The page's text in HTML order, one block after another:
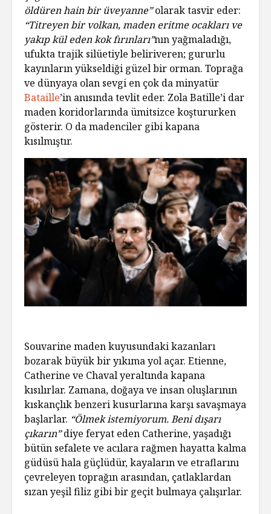
öldüren hain bir üveyanne”olarak tasvir eder:
“Titreyen bir volkan, maden eritme ocakları ve
yakıp kül eden kok fırınları”nın yağmaladığı,
ufukta trajik silüetiyle beliriveren; gururlu
kayınların yükseldiği güzel bir orman. Toprağa
ve dünyaya olan sevgi en çok da minyatür
Bataille’in anısında tevlit eder. Zola Batille’i dar
maden koridorlarında ümitsizce koştururken
gösterir. O da madenciler gibi kapana
kısılmıştır.
Souvarine maden kuyusundaki kazanları
bozarak büyük bir yıkıma yol açar. Etienne,
Catherine ve Chaval yeraltında kapana
kısılırlar. Zamana, doğaya ve insan oluşlarının
kıskançlık benzeri kusurlarına karşı savaşmaya
başlarlar. “Ölmek istemiyorum. Beni dışarı
çıkarın”diye feryat eden Catherine, yaşadığı
bütün sefalete ve acılara rağmen hayatta kalma
güdüsü hala güçlüdür, kayaların ve etraflarını
çevreleyen toprağın arasından, çatlaklardan
sızan yeşil filiz gibi bir geçit bulmaya çalışırlar.